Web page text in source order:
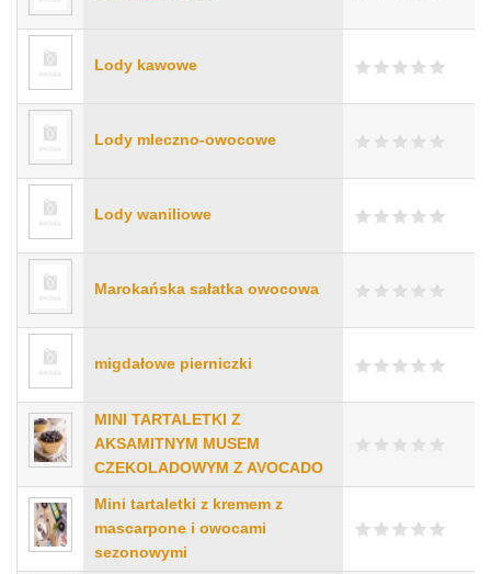
Lody kawowe
Lody mleczno-owocowe
Lody waniliowe
Marokańska sałatka owocowa
migdałowe pierniczki
MINI TARTALETKI Z
AKSAMITNYM MUSEM
CZEKOLADOWYM Z AVOCADO
Mini tartaletki z kremem z
mascarpone i owocami
sezonowymi